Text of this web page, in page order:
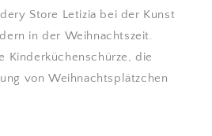
Store Letizia bei der Kunst
in der Weihnachtszeit.
Kinderküchenschürze, die
von Weihnachtsplätzchen